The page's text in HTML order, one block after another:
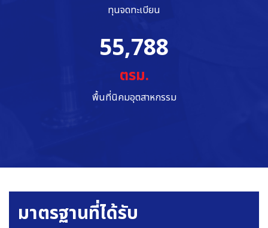
ทุนจดทะเบียน
55,788
ตรม.
พื้นที่นิคมอุตสาหกรรม
มาตรฐานที่ได้รับ